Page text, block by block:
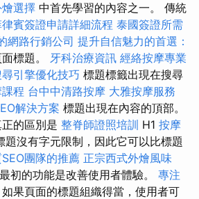
選擇 中首先學習的內容之一。 傳統
賓簽證申請詳細流程 泰國簽證所需
網路行銷公司 提升自信魅力的首選：
標題。 牙科治療資訊 經絡按摩專業
引擎優化技巧 標題標籤出現在搜尋
程 台中中清路按摩 大雅按摩服務
解決方案 標題出現在內容的頂部。
的區別是 整脊師證照培訓 H1 按摩
題沒有字元限制，因此它可以比標題
團隊的推薦 正宗西式外燴風味
最初的功能是改善使用者體驗。 專注
如果頁面的標題組織得當，使用者可